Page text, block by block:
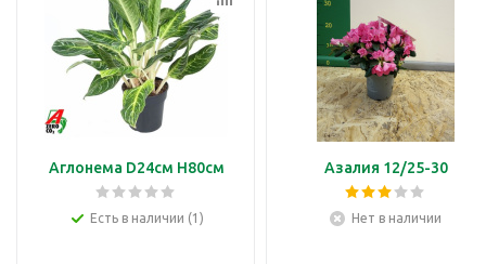
Аглонема D24см H80см
Есть в наличии (1)
Азалия 12/25-30
Нет в наличии